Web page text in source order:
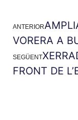
ANTERIOR
VORERA A
SEGÜENT
FRONT DE